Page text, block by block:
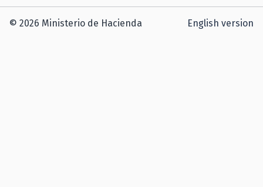
© 2026 Ministerio de Hacienda English version